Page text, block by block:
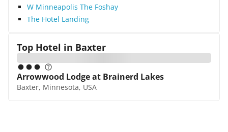
W Minneapolis The Foshay
The Hotel Landing
Top Hotel in Baxter
Arrowwood Lodge at Brainerd Lakes
Baxter, Minnesota, USA